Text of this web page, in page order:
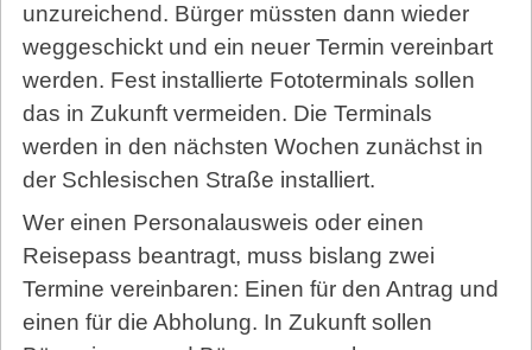
unzureichend. Bürger müssten dann wieder
weggeschickt und ein neuer Termin vereinbart
werden. Fest installierte Fototerminals sollen
das in Zukunft vermeiden. Die Terminals
werden in den nächsten Wochen zunächst in
der Schlesischen Straße installiert.
Wer einen Personalausweis oder einen
Reisepass beantragt, muss bislang zwei
Termine vereinbaren: Einen für den Antrag und
einen für die Abholung. In Zukunft sollen